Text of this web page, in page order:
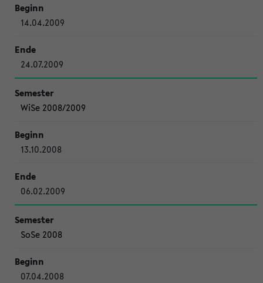
14.04.2009
24.07.2009
WiSe 2008/2009
13.10.2008
06.02.2009
SoSe 2008
07.04.2008